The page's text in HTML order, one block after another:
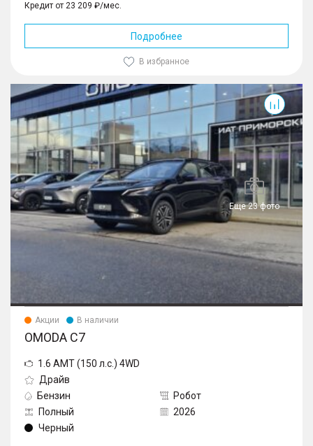
Кредит от 23 209 ₽/мес.
Подробнее
В избранное
Еще 23 фото
Акции В наличии
OMODA C7
1.6 AMT (150 л.с.) 4WD
Драйв
Бензин
Робот
Полный
2026
Черный